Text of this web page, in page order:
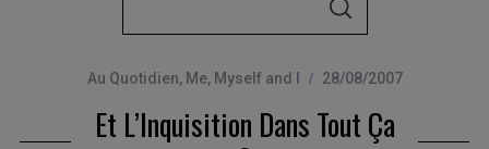
r
c
S
C
H
Au Quotidien, Me, Myself and I 28/08/2007
Et L’Inquisition Dans Tout Ça